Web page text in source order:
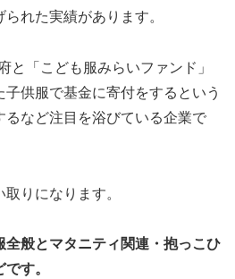
れた実績があります。
と「こども服みらいファンド」
供服で基金に寄付をするという
るなど注目を浴びている企業で
りになります。
全般とマタニティ関連・抱っこひ
す。